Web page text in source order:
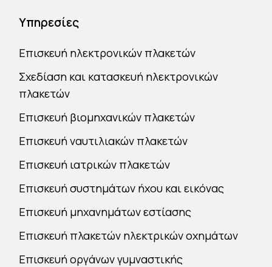
Υπηρεσίες
Επισκευή ηλεκτρονικών πλακετών
Σχεδίαση και κατασκευή ηλεκτρονικών
πλακετών
Επισκευή βιομηχανικών πλακετών
Επισκευή ναυτιλιακών πλακετών
Επισκευή ιατρικών πλακετών
Επισκευή συστημάτων ήχου και εικόνας
Επισκευή μηχανημάτων εστίασης
Επισκευή πλακετών ηλεκτρικών οχημάτων
Επισκευή οργάνων γυμναστικής